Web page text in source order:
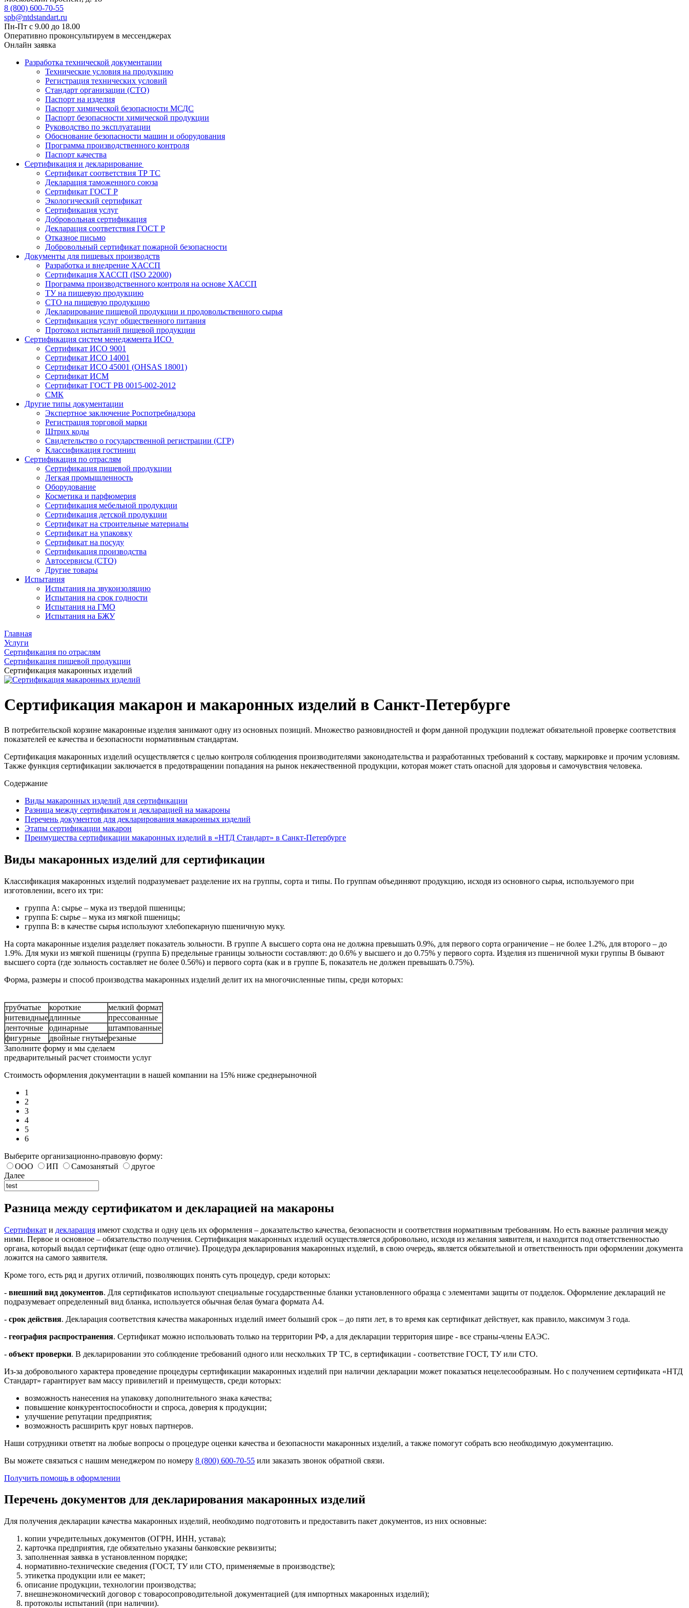
8 (800) 600-70-55
spb@ntdstandart.ru
Пн-Пт с 9.00 до 18.00
Оперативно проконсультируем в мессенджерах
Онлайн заявка
Разработка технической документации
Технические условия на продукцию
Регистрация технических условий
Стандарт организации (СТО)
Паспорт на изделия
Паспорт химической безопасности МСДС
Паспорт безопасности химической продукции
Руководство по эксплуатации
Обоснование безопасности машин и оборудования
Программа производственного контроля
Паспорт качества
Сертификация и декларирование
Сертификат соответствия ТР ТС
Декларация таможенного союза
Сертификат ГОСТ Р
Экологический сертификат
Сертификация услуг
Добровольная сертификация
Декларация соответствия ГОСТ Р
Отказное письмо
Добровольный сертификат пожарной безопасности
Документы для пищевых производств
Разработка и внедрение ХАССП
Сертификация ХАССП (ISO 22000)
Программа производственного контроля на основе ХАССП
ТУ на пищевую продукцию
СТО на пищевую продукцию
Декларирование пищевой продукции и продовольственного сырья
Сертификация услуг общественного питания
Протокол испытаний пищевой продукции
Сертификация систем менеджмента ИСО
Сертификат ИСО 9001
Сертификат ИСО 14001
Сертификат ИСО 45001 (OHSAS 18001)
Сертификат ИСМ
Сертификат ГОСТ РВ 0015-002-2012
СМК
Другие типы документации
Экспертное заключение Роспотребнадзора
Регистрация торговой марки
Штрих коды
Свидетельство о государственной регистрации (СГР)
Классификация гостиниц
Сертификация по отраслям
Сертификация пищевой продукции
Легкая промышленность
Оборудование
Косметика и парфюмерия
Сертификация мебельной продукции
Сертификация детской продукции
Сертификат на строительные материалы
Сертификат на упаковку
Сертификат на посуду
Сертификация производства
Автосервисы (СТО)
Другие товары
Испытания
Испытания на звукоизоляцию
Испытания на срок годности
Испытания на ГМО
Испытания на БЖУ
Главная
Услуги
Сертификация по отраслям
Сертификация пищевой продукции
Сертификация макаронных изделий
Сертификация макарон и макаронных изделий в Санкт-Петербурге
В потребительской корзине макаронные изделия занимают одну из основных позиций. Множество разновидностей и форм данной продукции подлежат обязательной проверке соответствия
показателей ее качества и безопасности нормативным стандартам.
Сертификация макаронных изделий осуществляется с целью контроля соблюдения производителями законодательства и разработанных требований к составу, маркировке и прочим условиям.
Также функция сертификации заключается в предотвращении попадания на рынок некачественной продукции, которая может стать опасной для здоровья и самочувствия человека.
Содержание
Виды макаронных изделий для сертификации
Разница между сертификатом и декларацией на макароны
Перечень документов для декларирования макаронных изделий
Этапы сертификации макарон
Преимущества сертификации макаронных изделий в «НТД Стандарт» в Санкт-Петербурге
Виды макаронных изделий для сертификации
Классификация макаронных изделий подразумевает разделение их на группы, сорта и типы. По группам объединяют продукцию, исходя из основного сырья, используемого при
изготовлении, всего их три:
группа А: сырье – мука из твердой пшеницы;
группа Б: сырье – мука из мягкой пшеницы;
группа В: в качестве сырья используют хлебопекарную пшеничную муку.
На сорта макаронные изделия разделяет показатель зольности. В группе А высшего сорта она не должна превышать 0.9%, для первого сорта ограничение – не более 1.2%, для второго – до
1.9%. Для муки из мягкой пшеницы (группа Б) предельные границы зольности составляют: до 0.6% у высшего и до 0.75% у первого сорта. Изделия из пшеничной муки группы В бывают
высшего сорта (где зольность составляет не более 0.56%) и первого сорта (как и в группе Б, показатель не должен превышать 0.75%).
Форма, размеры и способ производства макаронных изделий делит их на многочисленные типы, среди которых:
трубчатые короткие
мелкий формат
нитевидныедлинные
прессованные
ленточные
одинарные
штампованные
фигурные
двойные гнутыерезаные
Заполните форму и мы сделаем
предварительный расчет стоимости услуг
Стоимость оформления документации в нашей компании на 15% ниже среднерыночной
1
2
3
4
5
6
Выберите организационно-правовую форму:
ООО
ИП Самозанятый
другое
Далее
Разница между сертификатом и декларацией на макароны
Сертификат и декларация имеют сходства и одну цель их оформления – доказательство качества, безопасности и соответствия нормативным требованиям. Но есть важные различия между
ними. Первое и основное – обязательство получения. Сертификация макаронных изделий осуществляется добровольно, исходя из желания заявителя, и находится под ответственностью
органа, который выдал сертификат (еще одно отличие). Процедура декларирования макаронных изделий, в свою очередь, является обязательной и ответственность при оформлении документа
ложится на самого заявителя.
Кроме того, есть ряд и других отличий, позволяющих понять суть процедур, среди которых:
- внешний вид документов. Для сертификатов используют специальные государственные бланки установленного образца с элементами защиты от подделок. Оформление деклараций не
подразумевает определенный вид бланка, используется обычная белая бумага формата А4.
- срок действия. Декларация соответствия качества макаронных изделий имеет больший срок – до пяти лет, в то время как сертификат действует, как правило, максимум 3 года.
- география распространения. Сертификат можно использовать только на территории РФ, а для декларации территория шире - все страны-члены ЕАЭС.
- объект проверки. В декларировании это соблюдение требований одного или нескольких ТР ТС, в сертификации - соответствие ГОСТ, ТУ или СТО.
Из-за добровольного характера проведение процедуры сертификации макаронных изделий при наличии декларации может показаться нецелесообразным. Но с получением сертификата «НТД
Стандарт» гарантирует вам массу привилегий и преимуществ, среди которых:
возможность нанесения на упаковку дополнительного знака качества;
повышение конкурентоспособности и спроса, доверия к продукции;
улучшение репутации предприятия;
возможность расширить круг новых партнеров.
Наши сотрудники ответят на любые вопросы о процедуре оценки качества и безопасности макаронных изделий, а также помогут собрать всю необходимую документацию.
Вы можете связаться с нашим менеджером по номеру 8 (800) 600-70-55 или заказать звонок обратной связи.
Получить помощь в оформлении
Перечень документов для декларирования макаронных изделий
Для получения декларации качества макаронных изделий, необходимо подготовить и предоставить пакет документов, из них основные:
копии учредительных документов (ОГРН, ИНН, устава);
карточка предприятия, где обязательно указаны банковские реквизиты;
заполненная заявка в установленном порядке;
нормативно-технические сведения (ГОСТ, ТУ или СТО, применяемые в производстве);
этикетка продукции или ее макет;
описание продукции, технологии производства;
внешнеэкономический договор с товаросопроводительной документацией (для импортных макаронных изделий);
протоколы испытаний (при наличии).